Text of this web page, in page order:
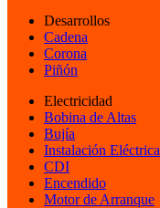
Desarrollos
Cadena
Corona
Piñón
Electricidad
Bobina de Altas
Bujía
Instalación Eléctrica
CDI
Encendido
Motor de Arranque